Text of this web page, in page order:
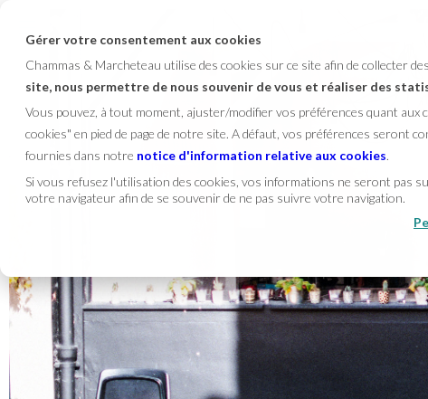
Gérer votre consentement aux cookies
Chammas & Marcheteau utilise des cookies sur ce site afin de collecter
site, nous permettre de nous souvenir de vous et réaliser des
Vous pouvez, à tout moment, ajuster/modifier vos préférences quant
cookies" en pied de page de notre site. A défaut, vos préférences seront
fournies dans notre notice d'information relative aux cookies.
Si vous refusez l'utilisation des cookies, vos informations ne seront pas
votre navigateur afin de se souvenir de ne pas suivre votre navigation.